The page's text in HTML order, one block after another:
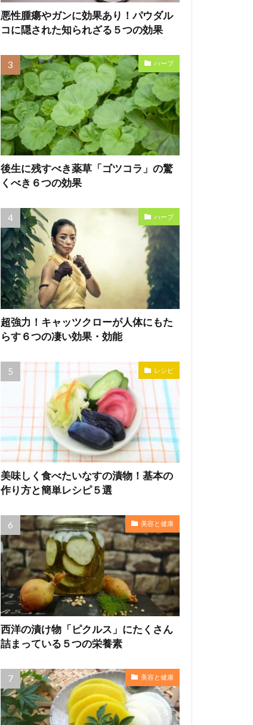
悪性腫瘍やガンに効果あり！パウダル
コに隠された知られざる５つの効果
ハーブ
後生に残すべき薬草「ゴツコラ」の驚
くべき６つの効果
ハーブ
超強力！キャッツクローが人体にもた
らす６つの凄い効果・効能
レシピ
美味しく食べたいなすの漬物！基本の
作り方と簡単レシピ５選
美容と健康
西洋の漬け物「ピクルス」にたくさん
詰まっている５つの栄養素
美容と健康